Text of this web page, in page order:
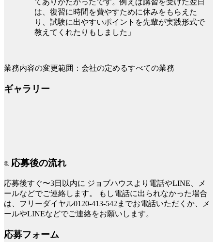
てありがたかったです。例えば講習を受けた翌日
は、復習に時間を費やすために休みをもらえた
り、試験に出やすいポイントを先輩が実践形式で
教えてくれたりもしました」
業務内容の変更範囲：会社の定めるすべての業務
ギャラリー
応募後の流れ
応募後すぐ〜3日以内に ジョブハウスより電話やLINE、メ
ールなどでご連絡します。
もし電話に出られなかった場合
は、フリーダイヤル0120-413-542までお電話いただくか、メ
ールやLINEなどでご連絡をお願いします。
応募フォーム